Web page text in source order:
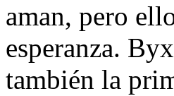
aman, pero
esperanza.
también la